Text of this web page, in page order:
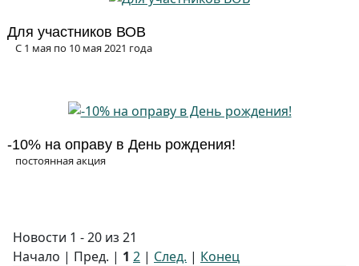
Для участников ВОВ
С 1 мая по 10 мая 2021 года
-10% на оправу в День рождения!
постоянная акция
Новости 1 - 20 из 21
Начало | Пред. | 1 2 | След. | Конец